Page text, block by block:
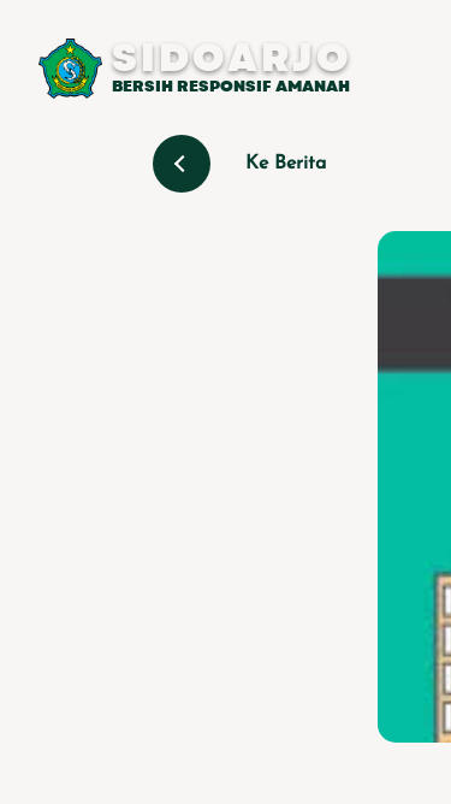
SIDOARJO
BERSIH RESPONSIF AMANAH
Ke Berita